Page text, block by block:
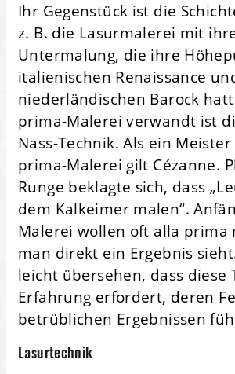
Ihr Gegenstück ist die
z. B. die Lasurmalerei mit
Untermalung, die ihre
italienischen Renaissance
niederländischen Barock
prima-Malerei verwandt ist
Nass-Technik. Als ein
prima-Malerei gilt Cézanne.
Runge beklagte sich, dass
dem Kalkeimer malen“.
Malerei wollen oft alla prima
man direkt ein Ergebnis
leicht übersehen, dass diese
Erfahrung erfordert, deren
betrüblichen Ergebnissen
Lasurtechnik